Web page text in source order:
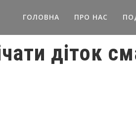
ГОЛОВНА ПРО НАС
діток